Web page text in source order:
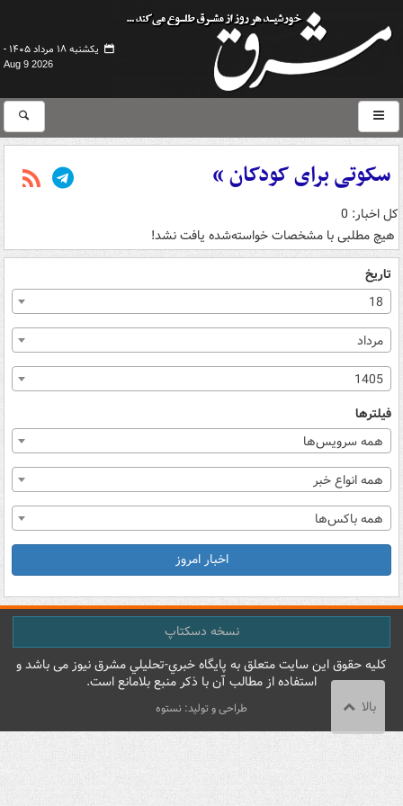
یکشنبه ۱۸ مرداد ۱۴۰۵ -
Aug 9 2026
سکوتی برای کودکان »
کل اخبار: 0
هیچ مطلبی با مشخصات خواسته‌شده یافت نشد!
تاریخ
18
مرداد
1405
فیلترها
همه سرویس‌ها
همه انواع خبر
همه باکس‌ها
اخبار امروز
نسخه دسکتاپ
کليه حقوق اين سايت متعلق به پایگاه خبري-تحليلي مشرق نيوز می باشد و
استفاده از مطالب آن با ذکر منبع بلامانع است.
طراحی و تولید: نستوه بالا